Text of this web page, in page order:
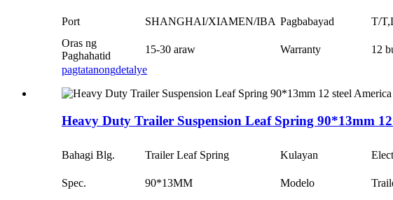
Port SHANGHAI/XIAMEN/IBA Pagbabayad
T/
Oras ng
Paghahatid
15-30 araw Warranty
12
pagtatanongdetalye
Heavy Duty Trailer Suspension Leaf Spring 90*13mm
Bahagi Blg. Trailer Leaf Spring Kulayan
Spec. 90*13MM Modelo